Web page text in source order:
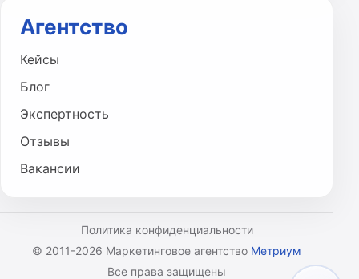
Агентство
Кейсы
Блог
Экспертность
Отзывы
Вакансии
Политика конфиденциальности
© 2011-2026 Маркетинговое агентство Метриум
Все права защищены